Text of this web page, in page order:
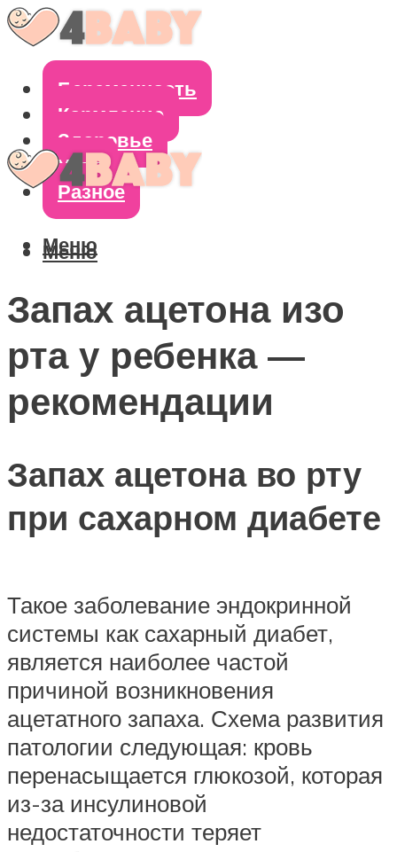
Беременность
Кормление
Здоровье
Уход
Разное
Меню
Меню
Запах ацетона изо
рта у ребенка —
рекомендации
Запах ацетона во рту
при сахарном диабете
Такое заболевание эндокринной
системы как сахарный диабет,
является наиболее частой
причиной возникновения
ацетатного запаха. Схема развития
патологии следующая: кровь
перенасыщается глюкозой, которая
из-за инсулиновой
недостаточности теряет